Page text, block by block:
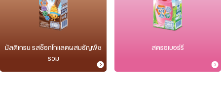
มัลติเกรน รสช็อกโกแลตผสมธัญพืช
รวม
สตรอเบอร์รี